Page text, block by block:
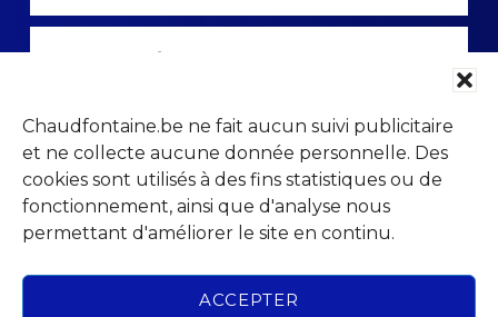
Chaudfontaine.be ne fait aucun suivi publicitaire
et ne collecte aucune donnée personnelle. Des
cookies sont utilisés à des fins statistiques ou de
fonctionnement, ainsi que d'analyse nous
permettant d'améliorer le site en continu.
ACCEPTER
VISITCHAUDFONTAINE
Footer
Parc Jean Gol